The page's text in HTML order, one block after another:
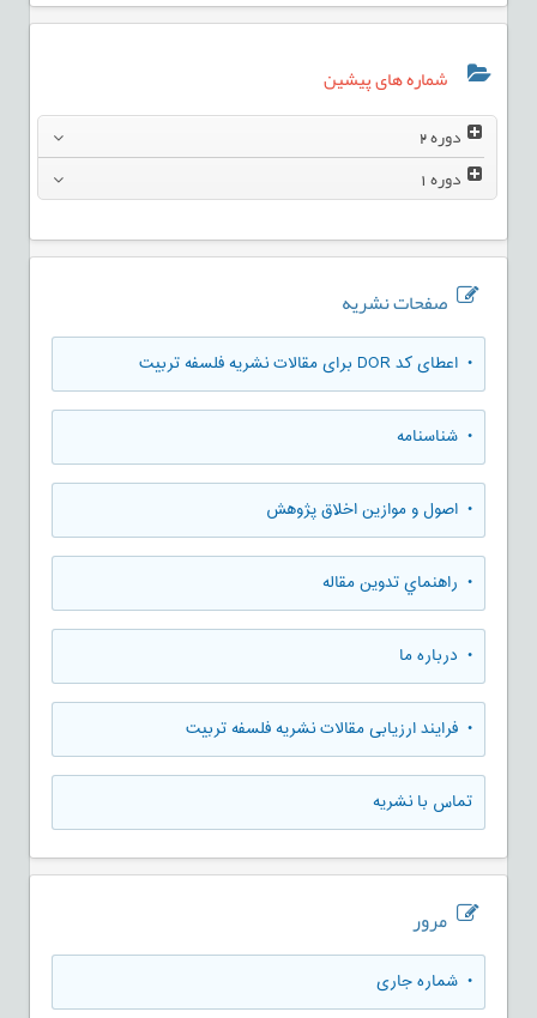
شماره های پیشین
دوره2
دوره1
صفحات نشریه
• اعطای کد DOR برای مقالات نشریه فلسفه تربیت
• شناسنامه
• اصول و موازین اخلاق پژوهش
• راهنماي تدوين مقاله
• درباره ما
• فرایند ارزیابی مقالات نشریه فلسفه تربیت
تماس با نشریه
مرور
• شماره جاری